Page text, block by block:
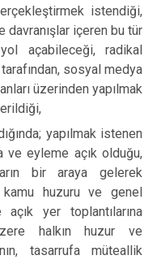
Urla
Bayraklı
Karabağlar
istendiği,
davranışlar içeren bu tür
açabileceği, radikal
sosyal medya
üzerinden yapılmak
yapılmak istenen
ve eyleme açık olduğu,
bir araya gelerek
kamu huzuru ve genel
yer toplantılarına
halkın huzur ve
tasarrufa müteallik